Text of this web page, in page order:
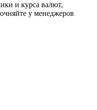
и курса валют,
у менеджеров